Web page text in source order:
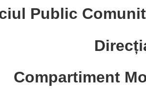
Public
Compartiment